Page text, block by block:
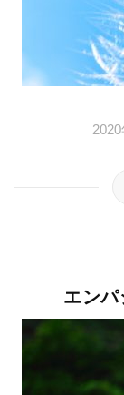
エン